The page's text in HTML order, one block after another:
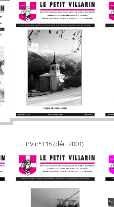
PV n°118 (déc. 2001)